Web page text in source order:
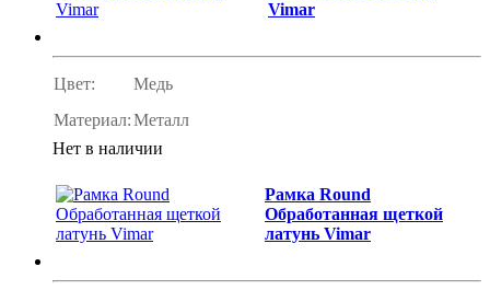
Vimar
Цвет:
Медь
Материал:Металл
Нет в наличии
Рамка Round
Обработанная щеткой
латунь Vimar